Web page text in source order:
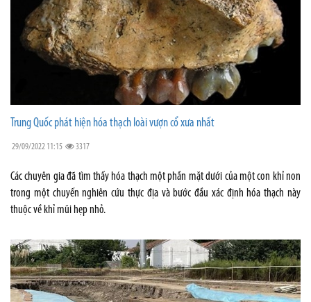
Trung Quốc phát hiện hóa thạch loài vượn cổ xưa nhất
29/09/2022 11:15 3317
Các chuyên gia đã tìm thấy hóa thạch một phần mặt dưới của một con khỉ non
trong một chuyến nghiên cứu thực địa và bước đầu xác định hóa thạch này
thuộc về khỉ mũi hẹp nhỏ.